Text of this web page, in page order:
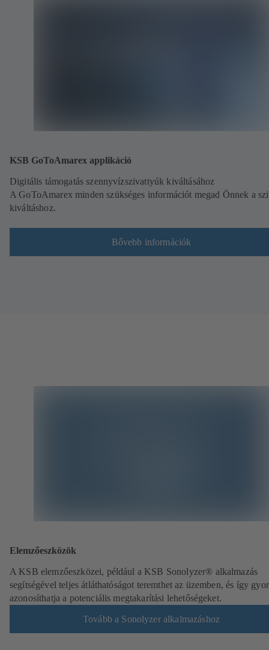
KSB GoToAmarex applikáció
Digitális támogatás szennyvízszivattyúk kiváltásához
A GoToAmarex minden szükséges információt megad Önnek a
kiváltáshoz.
Bővebb információk
Elemzőeszközök
A KSB elemzőeszközei, például a KSB Sonolyzer® alkalmazás
segítségével teljes átláthatóságot teremthet az üzemben, és így
azonosíthatja a potenciális megtakarítási lehetőségeket.
Tovább a Sonolyzer alkalmazáshoz